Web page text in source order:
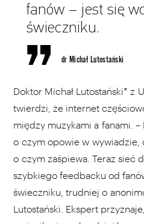
fanów – jest się
świeczniku.
dr Michał Lutostański
Doktor Michał Lutostański* z
twierdzi, że internet
między muzykami a fanami. –
o czym opowie w wywiadzie,
o czym zaśpiewa. Teraz sieć
szybkiego feedbacku od
świeczniku, trudniej o
Lutostański. Ekspert